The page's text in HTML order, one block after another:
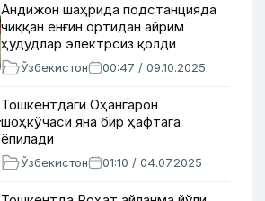
Андижон шаҳрида подстанцияда
чиққан ёнғин ортидан айрим
ҳудудлар электрсиз қолди
Ўзбекистон 00:47 / 09.10.2025
Тошкентдаги Оҳангарон
шоҳкўчаси яна бир ҳафтага
ёпилади
Ўзбекистон 01:10 / 04.07.2025